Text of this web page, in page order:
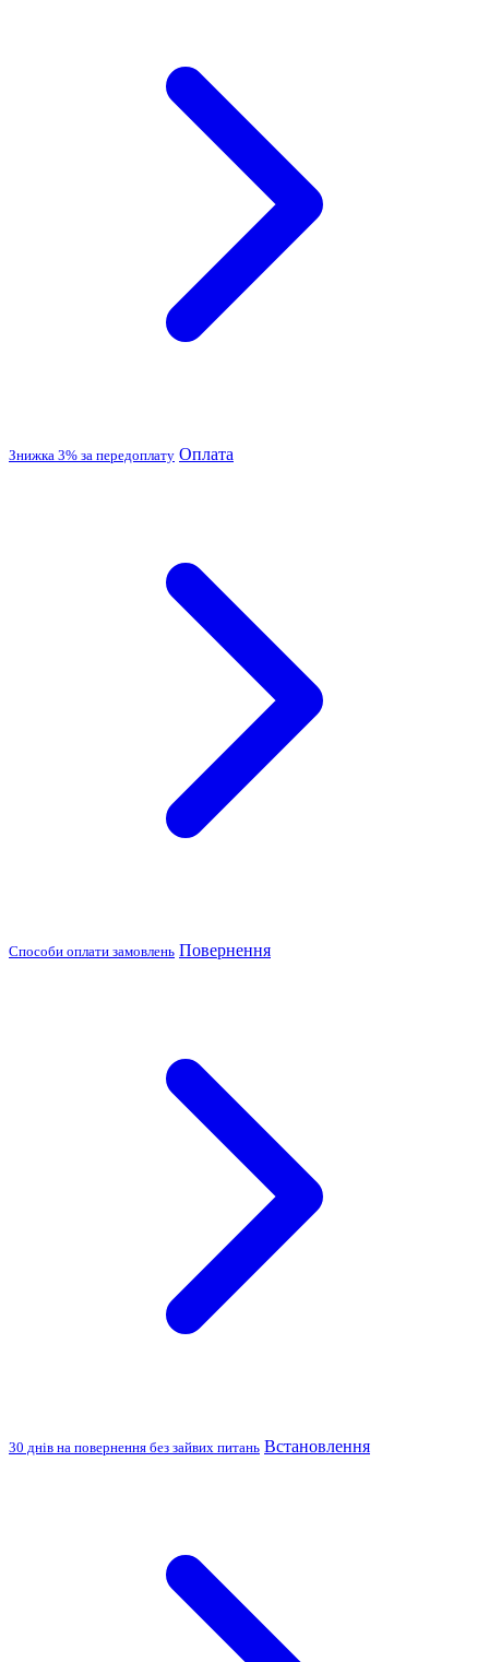
Знижка 3% за передоплату Оплата
Способи оплати замовлень Повернення
30 днів на повернення без зайвих питань Встановлення